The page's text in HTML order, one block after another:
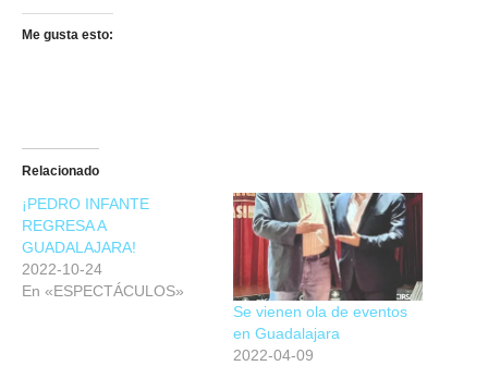
Me gusta esto:
Relacionado
¡PEDRO INFANTE
REGRESA A
GUADALAJARA!
2022-10-24
En «ESPECTÁCULOS»
Se vienen ola de eventos
en Guadalajara
2022-04-09